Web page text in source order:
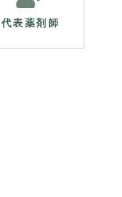
代表薬剤師